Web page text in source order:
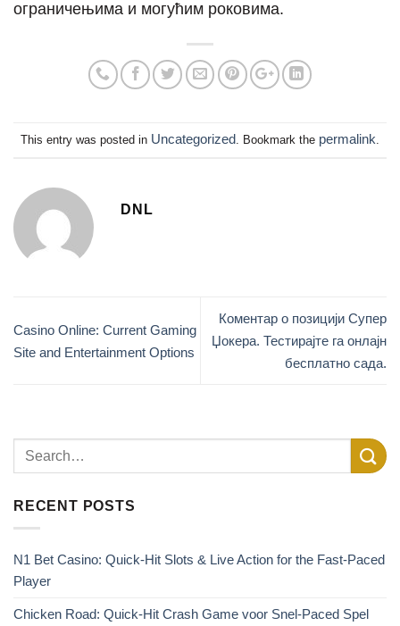
ограничењима и могућим роковима.
This entry was posted in Uncategorized. Bookmark the permalink.
DNL
Casino Online: Current Gaming
Site and Entertainment Options
Коментар о позицији Супер
Џокера. Тестирајте га онлајн
бесплатно сада.
RECENT POSTS
N1 Bet Casino: Quick‑Hit Slots & Live Action for the Fast‑Paced
Player
Chicken Road: Quick‑Hit Crash Game voor Snel‑Paced Spel